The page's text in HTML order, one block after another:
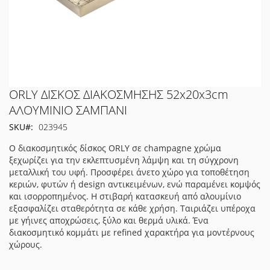
Μετάβαση
στην
αρχή
της
εικόνων
ORLY ΔΙΣΚΟΣ ΔΙΑΚΟΣΜΗΣΗΣ 52x20x3cm
ΑΛΟΥΜΙΝΙΟ ΣΑΜΠΑΝΙ
SKU
023945
Ο διακοσμητικός δίσκος ORLY σε champagne χρώμα
ξεχωρίζει για την εκλεπτυσμένη λάμψη και τη σύγχρονη
μεταλλική του υφή. Προσφέρει άνετο χώρο για τοποθέτηση
κεριών, φυτών ή design αντικειμένων, ενώ παραμένει κομψός
και ισορροπημένος. Η στιβαρή κατασκευή από αλουμίνιο
εξασφαλίζει σταθερότητα σε κάθε χρήση. Ταιριάζει υπέροχα
με γήινες αποχρώσεις, ξύλο και θερμά υλικά. Ένα
διακοσμητικό κομμάτι με refined χαρακτήρα για μοντέρνους
χώρους.